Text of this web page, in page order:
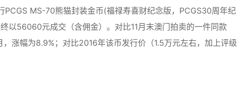
MS-70熊猫封装金币(福禄寿喜财纪念版，PCGS30周年纪
以56060元成交（含佣金）。对比11月末澳门拍卖的一件同款
涨幅为8.9%；对比2016年该币发行价（1.5万元左右，加上评级